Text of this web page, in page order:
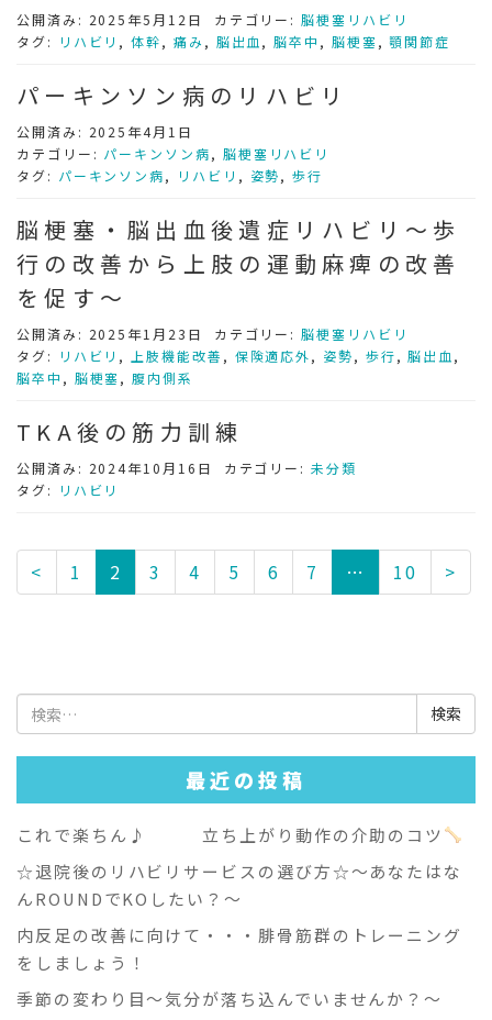
公開済み: 2025年5月12日 カテゴリー:脳梗塞リハビリ
タグ:
リハビリ ,体幹, 痛み , 脳出血 ,脳卒中 , 脳梗塞,顎関節症
パーキンソン病のリハビリ
公開済み: 2025年4月1日
カテゴリー: パーキンソン病, 脳梗塞リハビリ
タグ: パーキンソン病, リハビリ , 姿勢,歩行
脳梗塞・脳出血後遺症リハビリ～歩
行の改善から上肢の運動麻痺の改善
を促す～
公開済み: 2025年1月23日 カテゴリー:脳梗塞リハビリ
タグ:
リハビリ , 上肢機能改善 , 保険適応外, 姿勢, 歩行,脳出血 ,
脳卒中 , 脳梗塞,腹内側系
TKA後の筋力訓練
公開済み: 2024年10月16日 カテゴリー:未分類
タグ:
リハビリ
< 1 2 3 4 5 6 7 … 10 >
検
索:
最近の投稿
これで楽ちん♪ 立ち上がり動作の介助のコツ
☆退院後のリハビリサービスの選び方☆～あなたはな
んROUNDでKOしたい？～
内反足の改善に向けて・・・腓骨筋群のトレーニング
をしましょう！
季節の変わり目～気分が落ち込んでいませんか？～